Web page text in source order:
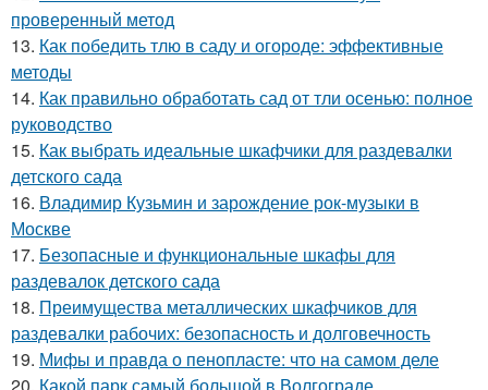
проверенный метод
13. Как победить тлю в саду и огороде: эффективные
методы
14. Как правильно обработать сад от тли осенью: полное
руководство
15. Как выбрать идеальные шкафчики для раздевалки
детского сада
16. Владимир Кузьмин и зарождение рок-музыки в
Москве
17. Безопасные и функциональные шкафы для
раздевалок детского сада
18. Преимущества металлических шкафчиков для
раздевалки рабочих: безопасность и долговечность
19. Мифы и правда о пенопласте: что на самом деле